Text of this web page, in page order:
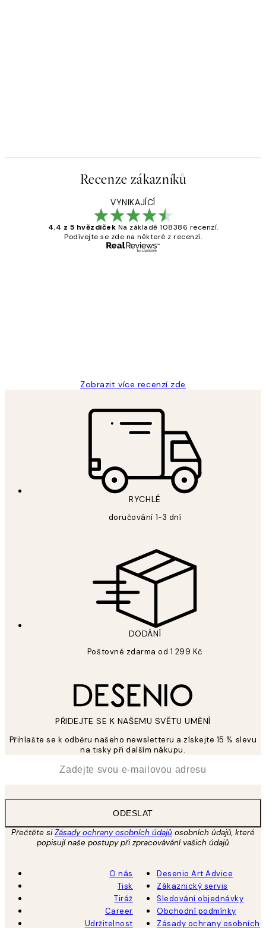
Recenze zákazníků
VYNIKAJÍCÍ
4.4 z 5 hvězdiček Na základě 108386 recenzí.
Podívejte se zde na některé z recenzí.
Zobrazit více recenzí zde
RYCHLÉ
doručování 1-3 dní
DODÁNÍ
Poštovné zdarma od 1 299 Kč
PŘIDEJTE SE K NAŠEMU SVĚTU UMĚNÍ
Přihlašte se k odběru našeho newsletteru a získejte 15 % slevu
na tisky při dalším nákupu.
ODESLAT
Přečtěte siZásady ochrany osobních údajů osobních údajů, které
popisují naše postupy při zpracovávání vašich údajů
O nás
Tisk
Tiráž
Career
Udržitelnost
Desenio Art Advice
Zákaznický servis
Sledování objednávky
Obchodní podmínky
Zásady ochrany osobních